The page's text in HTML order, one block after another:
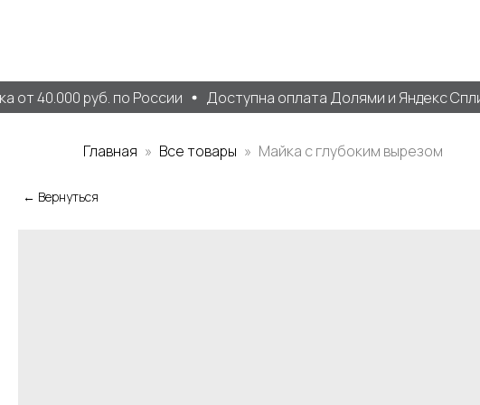
40.000 руб. по России Доступна оплата Долями и Яндекс Сплит
Главная Все товары Майка с глубоким вырезом
← Вернуться